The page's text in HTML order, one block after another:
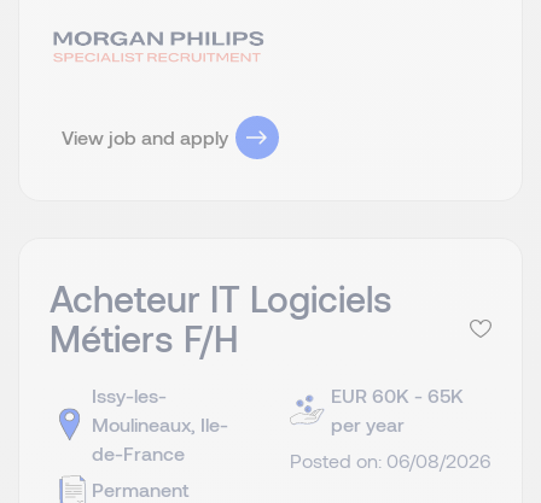
View job and apply
Acheteur IT Logiciels
Métiers F/H
Issy-les-
Moulineaux, Ile-
de-France
Permanent
EUR 60K - 65K
per year
Posted on: 06/08/2026